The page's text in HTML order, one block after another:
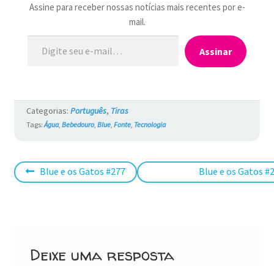
Assine para receber nossas notícias mais recentes por e-
mail.
Digite seu e-mail…
Assinar
Categorias: Português, Tiras
Tags:Água, Bebedouro, Blue, Fonte, Tecnologia
Navegação
Post
Blue e os Gatos #277
Próximo
Blue e os Gatos
Deixe uma resposta